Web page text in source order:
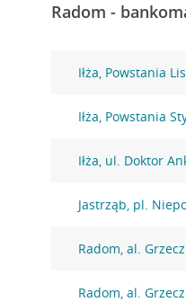
Radom -
Iłża, Powstania
Iłża, Powstania
Iłża, ul. Doktor
Jastrząb, pl.
Radom, al.
Radom, al.